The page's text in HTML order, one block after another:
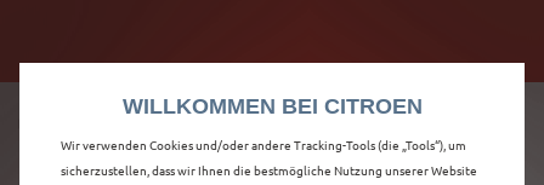
WILLKOMMEN BEI CITROEN
Wir verwenden Cookies und/oder andere Tracking-Tools (die „Tools“), um
sicherzustellen, dass wir Ihnen die bestmögliche Nutzung unserer Website